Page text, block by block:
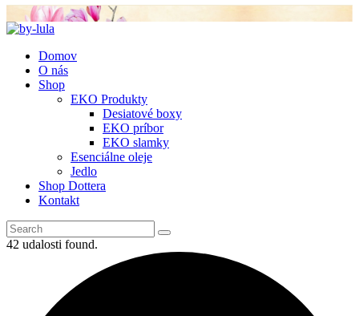
Domov
O nás
Shop
EKO Produkty
Desiatové boxy
EKO príbor
EKO slamky
Esenciálne oleje
Jedlo
Shop Dottera
Kontakt
42 udalosti found.